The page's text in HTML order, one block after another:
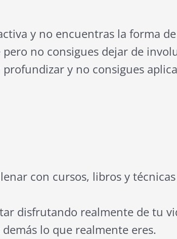
y no encuentras la forma
no consigues dejar de
y no consigues
con cursos, libros y
disfrutando realmente de tu
lo que realmente eres.